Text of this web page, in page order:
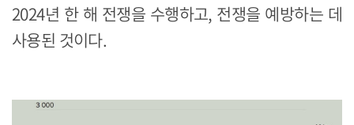
2024년 한 해 전쟁을 수행하고, 전쟁을 예방하는 데
사용된 것이다.